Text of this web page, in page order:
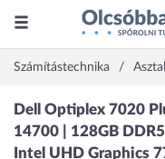
Számítástechnika